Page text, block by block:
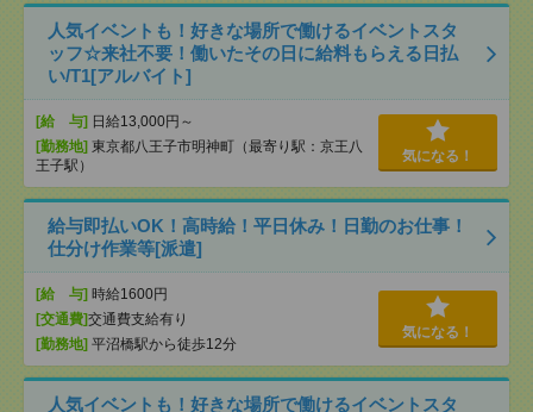
人気イベントも！好きな場所で働けるイベントスタ
ッフ☆来社不要！働いたその日に給料もらえる日払
い/T1[アルバイト]
[給 与] 日給13,000円～
[勤務地] 東京都八王子市明神町（最寄り駅：京王八
王子駅）
気になる！
給与即払いOK！高時給！平日休み！日勤のお仕事！
仕分け作業等[派遣]
[給 与] 時給1600円
[交通費]交通費支給有り
[勤務地] 平沼橋駅から徒歩12分
気になる！
人気イベントも！好きな場所で働けるイベントスタ